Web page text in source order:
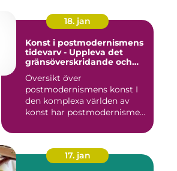
18. jan
Konst i postmodernismens
tidevarv - Uppleva det
gränsöverskridande och
mångfacetterade
Översikt över
postmodernismens konst I
den komplexa världen av
konst har postmodernismen
17. jan